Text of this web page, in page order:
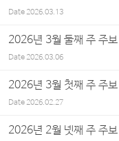
Date2026.03.13
2026년 3월 둘째 주 주보
Date2026.03.06
2026년 3월 첫째 주 주보
Date2026.02.27
2026년 2월 넷째 주 주보